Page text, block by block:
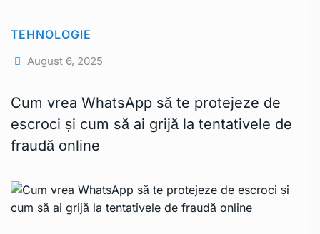
TEHNOLOGIE
August 6, 2025
Cum vrea WhatsApp să te protejeze de
escroci și cum să ai grijă la tentativele de
fraudă online